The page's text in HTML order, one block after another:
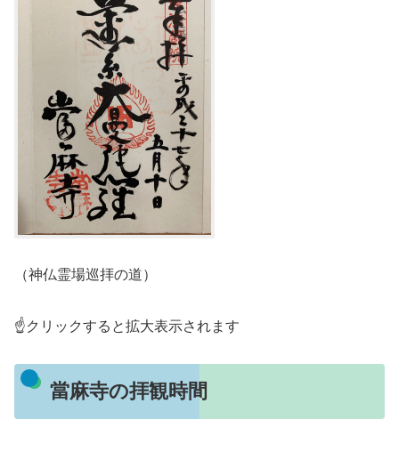
（神仏霊場巡拝の道）
☝️クリックすると拡大表示されます
當麻寺の拝観時間